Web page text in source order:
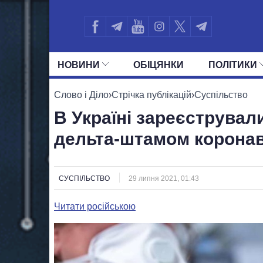
НОВИНИ ОБIЦЯНКИ ПОЛIТИКИ
УСІ ПОЛІТИКИ ПРЕЗИДЕНТ І ОФІС
Слово і Діло›Стрічка публікацій›Суспільство
В Україні
дельта-штамом
СУСПІЛЬСТВО 29 липня 2021, 01:43
Читати російською